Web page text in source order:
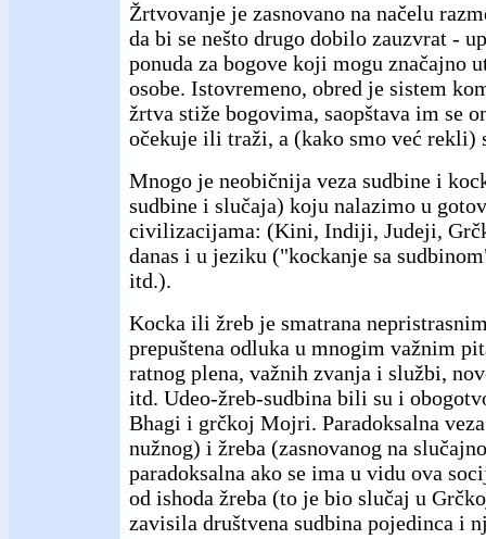
Žrtvovanje je zasnovano na načelu
da bi se nešto drugo dobilo zauzvrat -
ponuda za bogove koji mogu značajno
osobe. Istovremeno, obred je sistem
žrtva stiže bogovima, saopštava im se
očekuje ili traži, a (kako smo već rekli)
Mnogo je neobičnija veza sudbine i
sudbine i slučaja) koju nalazimo u
civilizacijama: (Kini, Indiji, Judeji,
danas i u jeziku ("kockanje sa
itd.).
Kocka ili žreb je smatrana
prepuštena odluka u mnogim važnim
ratnog plena, važnih zvanja i službi,
itd. Udeo-žreb-sudbina bili su i
Bhagi i grčkoj Mojri. Paradoksalna
nužnog) i žreba (zasnovanog na
paradoksalna ako se ima u vidu ova
od ishoda žreba (to je bio slučaj u
zavisila društvena sudbina pojedinca i